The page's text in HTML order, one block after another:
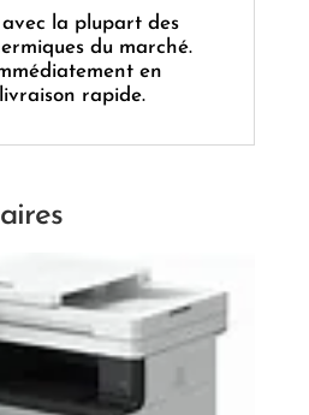
la plupart des
du marché.
en
rapide.